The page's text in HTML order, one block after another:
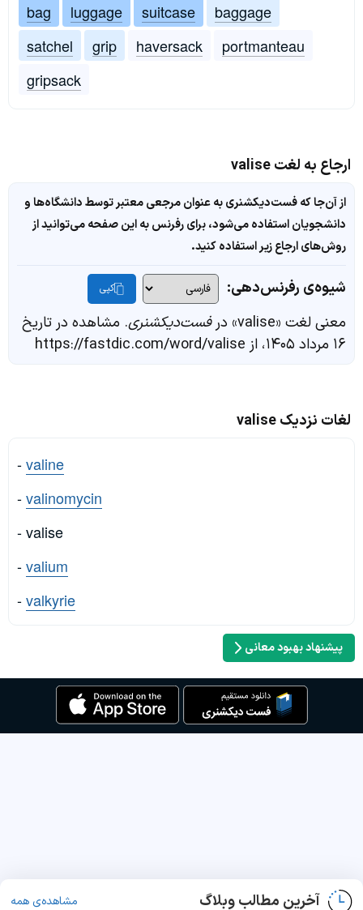
bag
luggage suitcase
baggage
satchel
grip haversack
portmanteau
gripsack
ارجاع به لغت valise
از آن‌جا که فست‌دیکشنری به عنوان مرجعی معتبر توسط دانشگاه‌ها و
دانشجویان استفاده می‌شود، برای رفرنس به این صفحه می‌توانید از
روش‌های ارجاع زیر استفاده کنید.
شیوه‌ی رفرنس‌دهی: کپی
معنی لغت «valise» در فست‌دیکشنری. مشاهده در تاریخ
۱۶ مرداد ۱۴۰۵، از https://fastdic.com/word/valise
لغات نزدیک valise
-valine
-valinomycin
- valise
-valium
-valkyrie
پیشنهاد بهبود معانی
آخرین مطالب وبلاگ مشاهده‌ی همه